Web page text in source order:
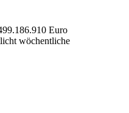
Euro
wöchentliche